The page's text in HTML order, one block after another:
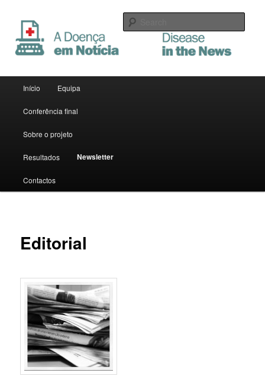
A Doença em Notícia
Skip to primary content
Skip to secondary content
Início Equipa
Conferência final
Sobre o projeto
Resultados Newsletter
Contactos
Editorial